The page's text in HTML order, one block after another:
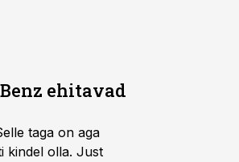
ehitavad
taga on aga
kindel olla. Just